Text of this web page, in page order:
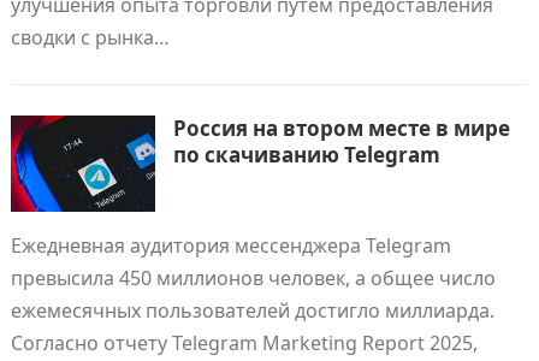
сводки с рынка…
Россия на втором месте в мире
по скачиванию Telegram
Ежедневная аудитория мессенджера Telegram
превысила 450 миллионов человек, а общее число
ежемесячных пользователей достигло миллиарда.
Согласно отчету Telegram Marketing Report 2025,